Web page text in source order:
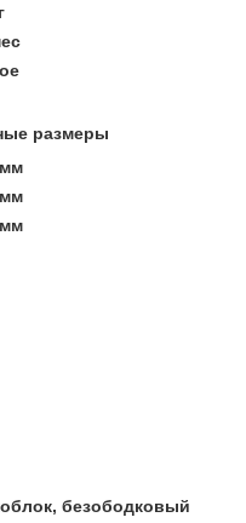
размеры
безободковый